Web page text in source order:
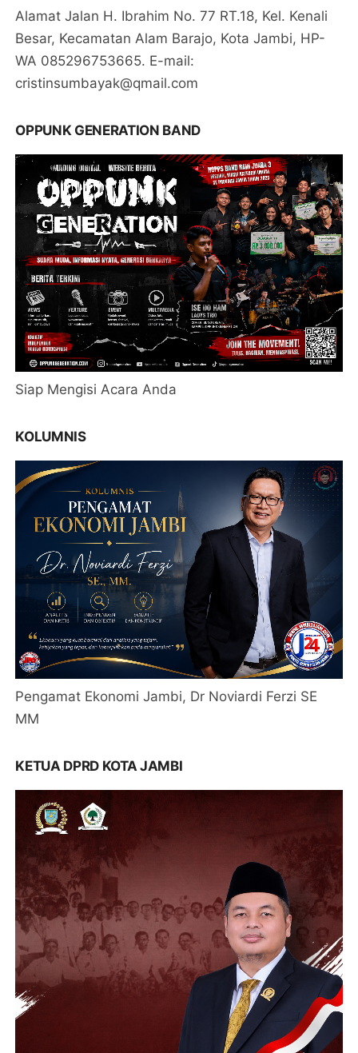
Alamat Jalan H. Ibrahim No. 77 RT.18, Kel. Kenali
Besar, Kecamatan Alam Barajo, Kota Jambi, HP-
WA 085296753665. E-mail:
cristinsumbayak@qmail.com
OPPUNK GENERATION BAND
Siap Mengisi Acara Anda
KOLUMNIS
Pengamat Ekonomi Jambi, Dr Noviardi Ferzi SE
MM
KETUA DPRD KOTA JAMBI